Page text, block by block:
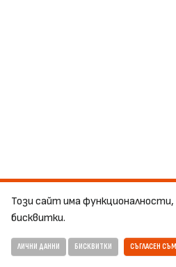
Този сайт има
бисквитки.
ЛИЧНИ ДАННИ БИСКВИТКИ СЪГЛАСЕН СЪМ